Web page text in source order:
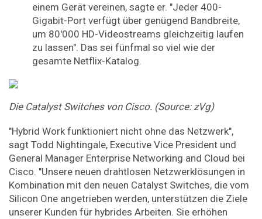
einem Gerät vereinen, sagte er. "Jeder 400-
Gigabit-Port verfügt über genügend Bandbreite,
um 80'000 HD-Videostreams gleichzeitig laufen
zu lassen". Das sei fünfmal so viel wie der
gesamte Netflix-Katalog.
Die Catalyst Switches von Cisco. (Source: zVg)
"Hybrid Work funktioniert nicht ohne das Netzwerk",
sagt Todd Nightingale, Executive Vice President und
General Manager Enterprise Networking and Cloud bei
Cisco. "Unsere neuen drahtlosen Netzwerklösungen in
Kombination mit den neuen Catalyst Switches, die vom
Silicon One angetrieben werden, unterstützen die Ziele
unserer Kunden für hybrides Arbeiten. Sie erhöhen